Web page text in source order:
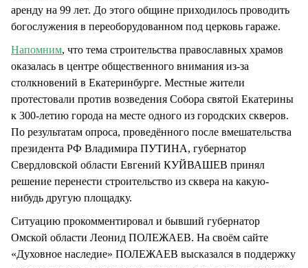
аренду на 99 лет. До этого общине приходилось проводить
богослужения в переоборудованном под церковь гараже.
Напомним, что тема строительства православных храмов
оказалась в центре общественного внимания из-за
столкновений в Екатеринбурге. Местные жители
протестовали против возведения Собора святой Екатерины
к 300-летию города на месте одного из городских скверов.
По результатам опроса, проведённого после вмешательства
президента РФ Владимира ПУТИНА, губернатор
Свердловской области Евгений КУЙВАШЕВ принял
решение перенести строительство из сквера на какую-
нибудь другую площадку.
Ситуацию прокомментировал и бывший губернатор
Омской области Леонид ПОЛЕЖАЕВ. На своём сайте
«Духовное наследие» ПОЛЕЖАЕВ высказался в поддержку